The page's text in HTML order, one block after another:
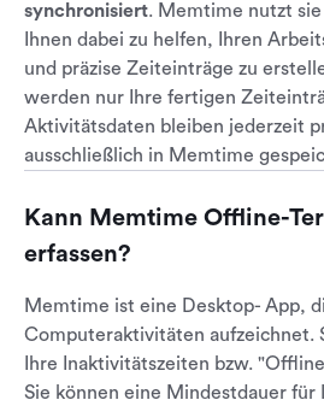
synchronisiert. Memtime nutzt
Ihnen dabei zu helfen, Ihren
und präzise Zeiteinträge zu
werden nur Ihre fertigen
Aktivitätsdaten bleiben jederzeit
ausschließlich in Memtime
Kann Memtime Offline-
erfassen?
Memtime ist eine Desktop- App,
Computeraktivitäten aufzeichnet.
Ihre Inaktivitätszeiten bzw.
Sie können eine Mindestdauer